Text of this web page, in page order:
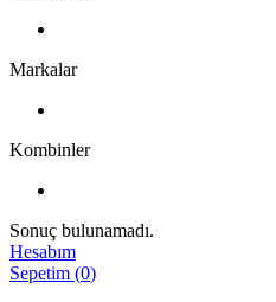
Markalar
Kombinler
Sonuç bulunamadı.
Hesabım
Sepetim (0)